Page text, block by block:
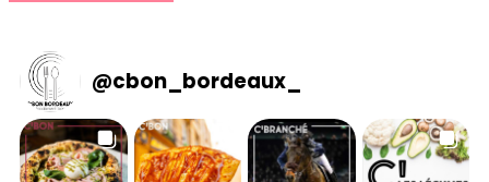
@cbon_bordeaux_